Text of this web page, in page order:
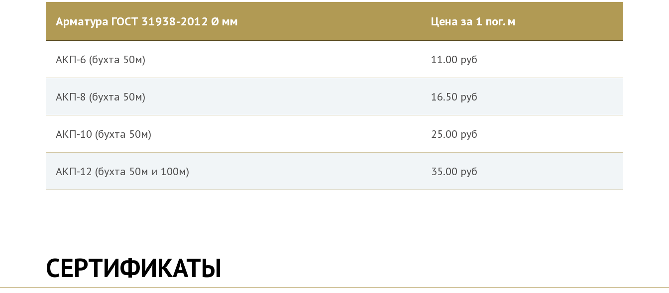
Арматура ГОСТ 31938-2012 Ø мм Цена за 1 пог. м
АКП-6 (бухта 50м) 11.00 руб
АКП-8 (бухта 50м) 16.50 руб
АКП-10 (бухта 50м) 25.00 руб
АКП-12 (бухта 50м и 100м) 35.00 руб
СЕРТИФИКАТЫ